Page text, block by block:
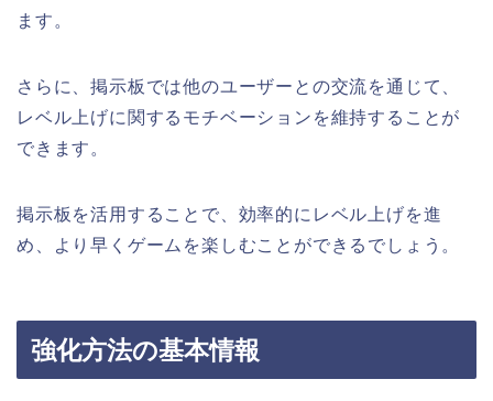
ます。
さらに、掲示板では他のユーザーとの交流を通じて、
レベル上げに関するモチベーションを維持することが
できます。
掲示板を活用することで、効率的にレベル上げを進
め、より早くゲームを楽しむことができるでしょう。
強化方法の基本情報